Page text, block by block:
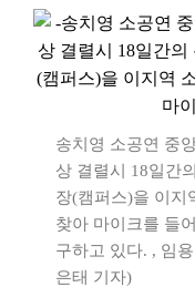
송치영 소공연 중
상 결렬시 18일간
장(캠퍼스)을 이지
찾아 마이크를 들
구하고 있다. , 임
은태 기자)